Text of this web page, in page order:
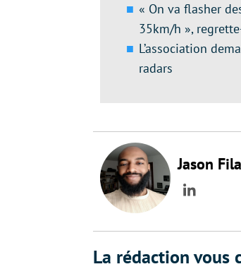
« On va flasher
35km/h »,
L’association
radars
Jason
LinkedIn
La rédaction vous